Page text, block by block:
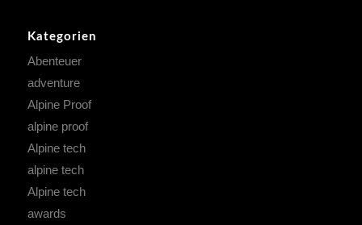
Kategorien
Abenteuer
adventure
Alpine Proof
alpine proof
Alpine tech
alpine tech
Alpine tech
awards